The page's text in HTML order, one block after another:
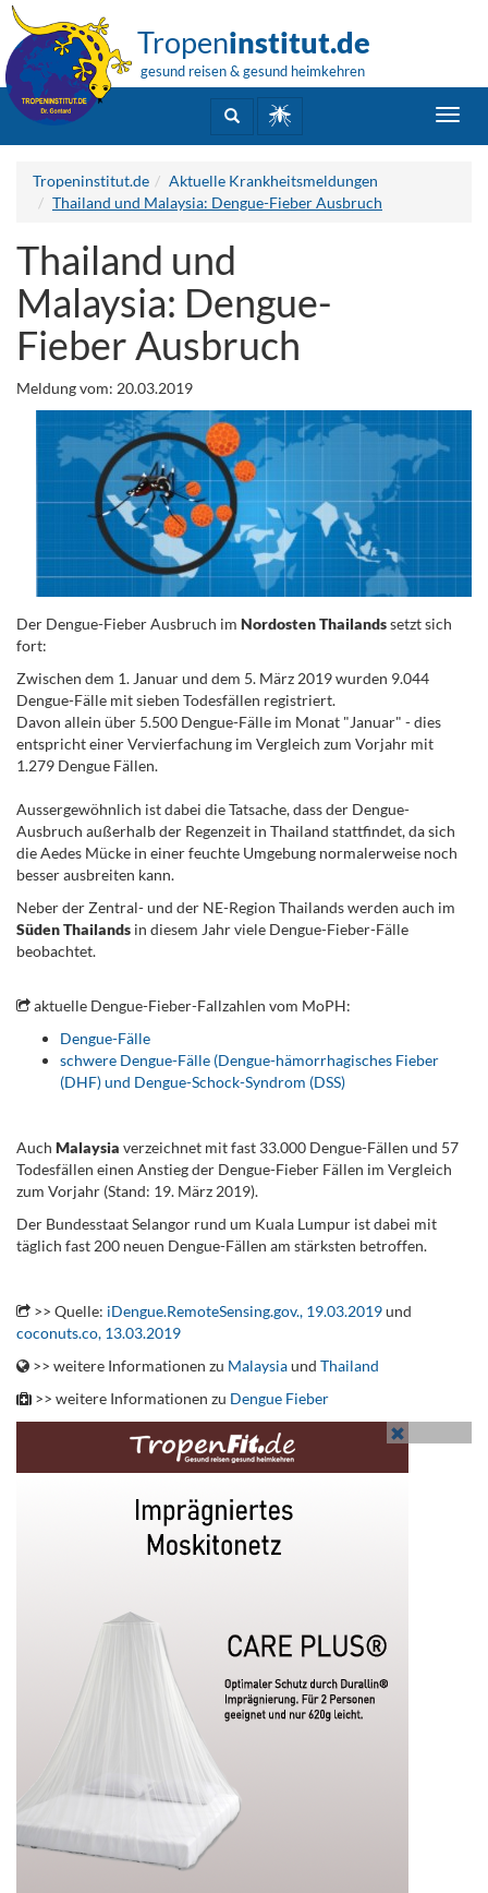
Tropeninstitut.de
gesund reisen & gesund heimkehren
Tropeninstitut.de
Aktuelle Krankheitsmeldungen
Thailand und Malaysia: Dengue-Fieber Ausbruch
Thailand und
Malaysia: Dengue-
Fieber Ausbruch
Meldung vom: 20.03.2019
Der Dengue-Fieber Ausbruch im Nordosten Thailandssetzt sich
fort:
Zwischen dem 1. Januar und dem 5. März 2019 wurden 9.044
Dengue-Fälle mit sieben Todesfällen registriert.
Davon allein über 5.500 Dengue-Fälle im Monat "Januar" - dies
entspricht einer Vervierfachung im Vergleich zum Vorjahr mit
1.279 Dengue Fällen.
Aussergewöhnlich ist dabei die Tatsache, dass der Dengue-
Ausbruch außerhalb der Regenzeit in Thailand stattfindet, da sich
die Aedes Mücke in einer feuchte Umgebung normalerweise noch
besser ausbreiten kann.
Neber der Zentral- und der NE-Region Thailands werden auch im
Süden Thailands in diesem Jahr viele Dengue-Fieber-Fälle
beobachtet.
aktuelle Dengue-Fieber-Fallzahlen vom MoPH:
Dengue-Fälle
schwere Dengue-Fälle (Dengue-hämorrhagisches Fieber
(DHF) und Dengue-Schock-Syndrom (DSS)
Auch Malaysia verzeichnet mit fast 33.000 Dengue-Fällen und 57
Todesfällen einen Anstieg der Dengue-Fieber Fällen im Vergleich
zum Vorjahr (Stand: 19. März 2019).
Der Bundesstaat Selangor rund um Kuala Lumpur ist dabei mit
täglich fast 200 neuen Dengue-Fällen am stärksten betroffen.
>> Quelle: iDengue.RemoteSensing.gov., 19.03.2019und
coconuts.co, 13.03.2019
>> weitere Informationen zu Malaysiaund Thailand
>> weitere Informationen zu Dengue Fieber